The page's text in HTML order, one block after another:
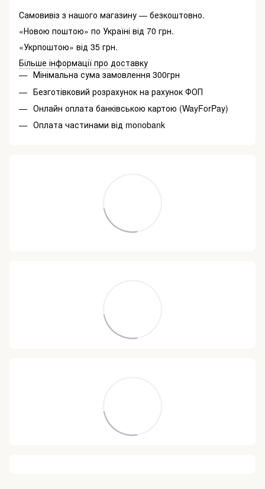
Самовивіз з нашого магазину — безкоштовно.
«Новою поштою» по Україні від 70 грн.
«Укрпоштою» від 35 грн.
Більше інформації про доставку
Мінімальна сума замовлення 300грн
Безготівковий розрахунок на рахунок ФОП
Онлайн оплата банківською картою (WayForPay)
Оплата частинами від monobank